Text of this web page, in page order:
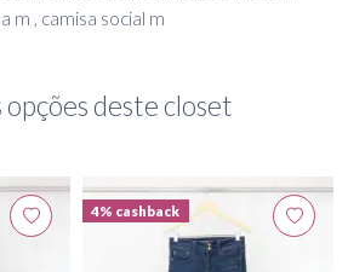
m , camisa social m
deste closet
4% cashback